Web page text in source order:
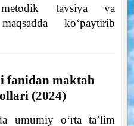
tavsiya va
ko‘paytirib
fanidan maktab
(2024)
umumiy o‘rta ta’lim